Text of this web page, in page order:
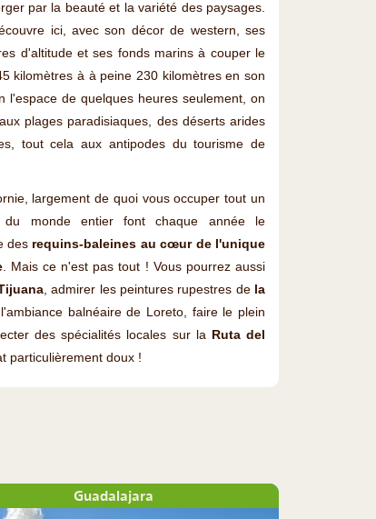
par la beauté et la variété des paysages.
ici, avec son décor de western, ses
d'altitude et ses fonds marins à couper le
kilomètres à à peine 230 kilomètres en son
l'espace de quelques heures seulement, on
plages paradisiaques, des déserts arides
tout cela aux antipodes du tourisme de
largement de quoi vous occuper tout un
du monde entier font chaque année le
des requins-baleines au cœur de l'unique
. Mais ce n'est pas tout ! Vous pourrez aussi
, admirer les peintures rupestres de la
balnéaire de Loreto, faire le plein
des spécialités locales sur la Ruta del
particulièrement doux !
Guadalajara